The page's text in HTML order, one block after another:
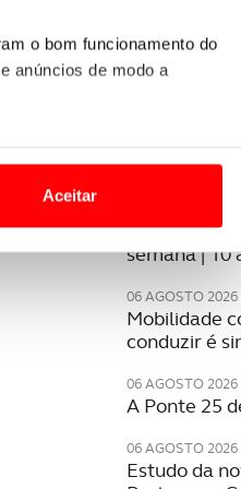
o bom funcionamento do
anúncios de modo a
lhe proporcionar
de análise, com parceiros
sua experiência de
Aceitar
Mazda 6
marca
Preço dos
semana | 10
06 AGOSTO 2026
Mobilidade
conduzir é
06 AGOSTO 2026
A Ponte 25
06 AGOSTO 2026
Estudo da